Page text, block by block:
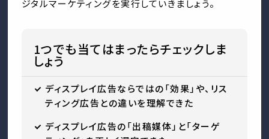
ジタルマーケティングを実行していきましょう。
1つでも当てはまったらチェックしま
しょう
ディスプレイ広告ならではの「効果」や、リス
ティング広告との違いを理解できた
ディスプレイ広告の「出稿媒体」と「ターゲ